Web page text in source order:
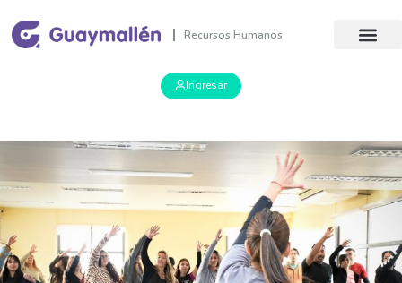
Recursos Humanos
Ingresar